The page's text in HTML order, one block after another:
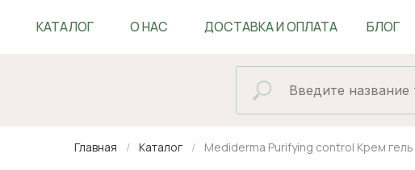
КАТАЛОГ О НАС БЛОГ
ДОСТАВКА И ОПЛАТА
Главная Каталог Mediderma Purifying control Крем